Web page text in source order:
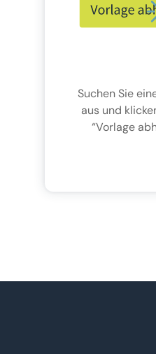
Suchen Sie
aus und
“Vorlage